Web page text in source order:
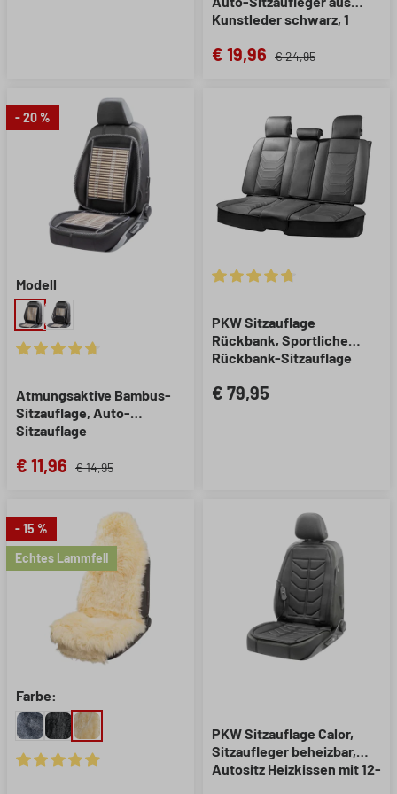
Kunstleder schwarz, 1
€ 19,96 € 24,95
- 20 %
Modell
Atmungsaktive Bambus-
Sitzauflage, Auto-
Sitzauflage
€ 11,96 € 14,95
PKW Sitzauflage
Rückbank, Sportliche
Rückbank-Sitzauflage
€ 79,95
- 15 %
Echtes Lammfell
Farbe:
PKW Sitzauflage Calor,
Sitzaufleger beheizbar,
Autositz Heizkissen mit 12-